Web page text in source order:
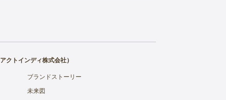
アクトインディ株式会社）
ブランドストーリー
未来図